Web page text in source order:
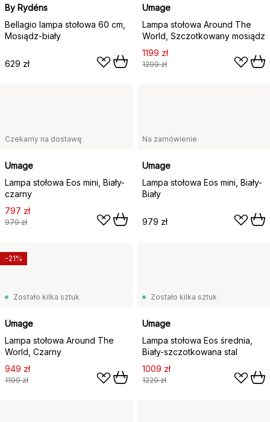
By Rydéns
Bellagio lampa stołowa 60 cm,
Mosiądz-biały
629 zł
Umage
Lampa stołowa Around The
World, Szczotkowany mosiądz
1199 zł
1299 zł
Czekamy na dostawę
Umage
Lampa stołowa Eos mini, Biały-
czarny
797 zł
979 zł
Na zamówienie
Umage
Lampa stołowa Eos mini, Biały-
Biały
979 zł
Zostało kilka sztuk
Umage
Lampa stołowa Around The
World, Czarny
949 zł
1199 zł
-21%
Zostało kilka sztuk
Umage
Lampa stołowa Eos średnia,
Biały-szczotkowana stal
1009 zł
1229 zł